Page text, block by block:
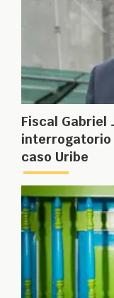
Fiscal Gabriel
interrogatorio
caso Uribe